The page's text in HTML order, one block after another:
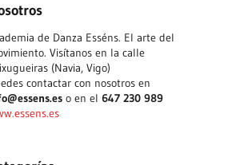
de Danza Esséns. El arte del
Visítanos en la calle
(Navia, Vigo)
contactar con nosotros en
o en el 647 230 989